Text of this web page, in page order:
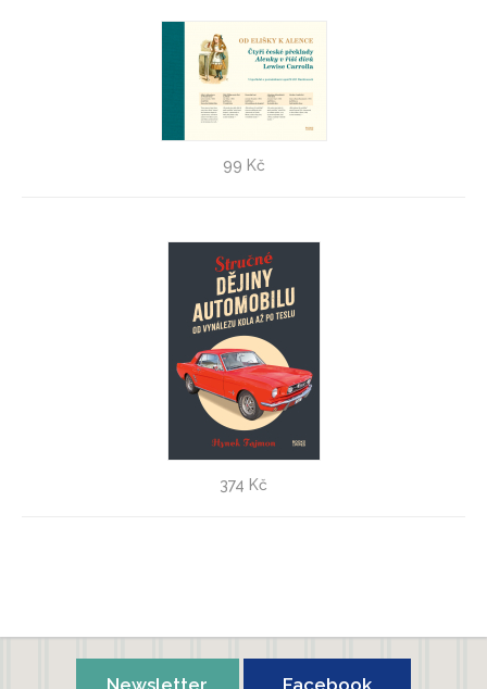
Od Elišky k Alence - VÝPRODEJ!
99 Kč
Stručné dějiny automobilu
374 Kč
Newsletter Facebook